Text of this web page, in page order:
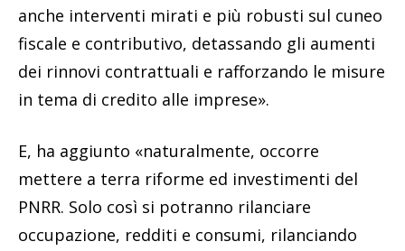
anche interventi mirati e più robusti sul cuneo
fiscale e contributivo, detassando gli aumenti
dei rinnovi contrattuali e rafforzando le misure
in tema di credito alle imprese».
E, ha aggiunto «naturalmente, occorre
mettere a terra riforme ed investimenti del
PNRR. Solo così si potranno rilanciare
occupazione, redditi e consumi, rilanciando